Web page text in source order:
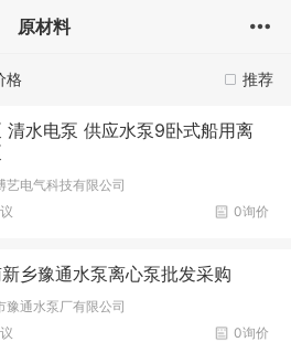
原材料
推荐
格
清水电泵 供应水泵9卧式船用离
艺电气科技有限公司
0询价
乡豫通水泵离心泵批发采购
豫通水泵厂有限公司
0询价